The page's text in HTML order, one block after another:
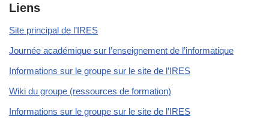
Liens
Site principal de l’IRES
Journée académique sur l’enseignement de l’informatique
Informations sur le groupe sur le site de l’IRES
Wiki du groupe (ressources de formation)
Informations sur le groupe sur le site de l’IRES